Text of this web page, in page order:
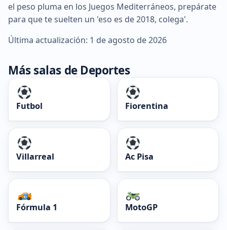
el peso pluma en los Juegos Mediterráneos, prepárate
para que te suelten un 'eso es de 2018, colega'.
Última actualización: 1 de agosto de 2026
Más salas de Deportes
Futbol Fiorentina
Villarreal Ac Pisa
Fórmula 1 MotoGP